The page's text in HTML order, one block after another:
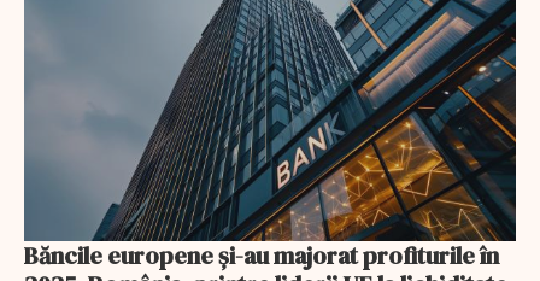
Băncile europene și-au majorat profiturile în